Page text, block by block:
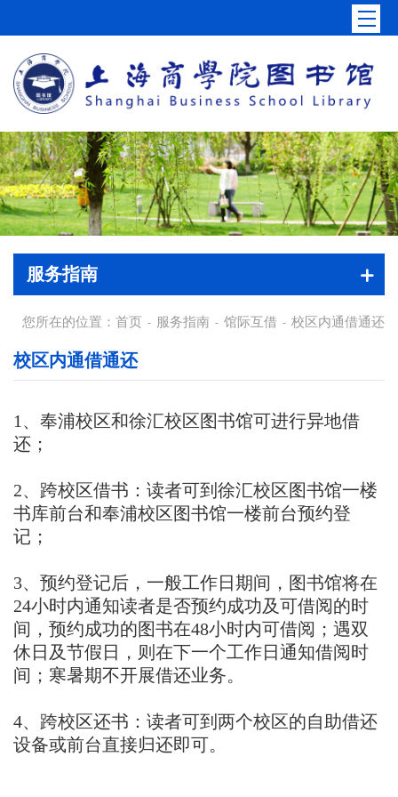
服务指南
您所在的位置： 首页 - 服务指南 - 馆际互借 - 校区内通借通还
校区内通借通还
1、奉浦校区和徐汇校区图书馆可进行异地借
还；
2、跨校区借书：读者可到徐汇校区图书馆一楼
书库前台和奉浦校区图书馆一楼前台预约登
记；
3、预约登记后，一般工作日期间，图书馆将在
24小时内通知读者是否预约成功及可借阅的时
间，预约成功的图书在48小时内可借阅；遇双
休日及节假日，则在下一个工作日通知借阅时
间；寒暑期不开展借还业务。
4、跨校区还书：读者可到两个校区的自助借还
设备或前台直接归还即可。